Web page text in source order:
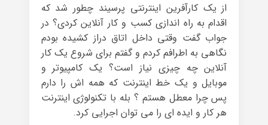
از یک کارآفرین اینترنتی پرسیند چطور شد که
اقدام به راه اندازی کسب و کار آنلاین کردی؟ در
جواب گفت وقتی داخل اتاق دراز کشیده بودم
نگاهی به اطرافم کردم و گفتم برای شروع یک کار
آنلاین چه چیزی نیاز است؟ یک کامپیوتر و
موبایل و یک خط اینترنت که همه اش را دارم
پس چرا معطل هستم ؟ بله با تکنولوژی اینترنت
هر کار و ایده ای را می توان اجرایی کرد.